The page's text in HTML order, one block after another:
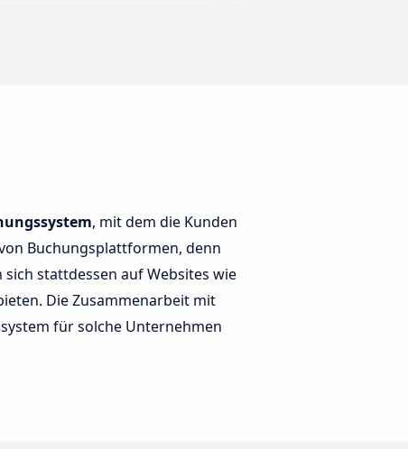
, mit dem die Kunden
Buchungsplattformen, denn
stattdessen auf Websites wie
Die Zusammenarbeit mit
für solche Unternehmen